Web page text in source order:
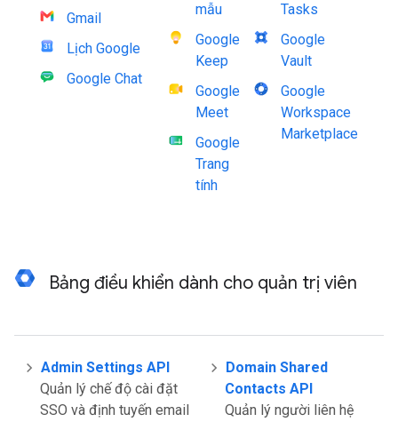
Gmail
Lịch Google
Google Chat
mẫu
Google
Keep
Google
Meet
Google
Trang
tính
Tasks
Google
Vault
Google
Workspace
Marketplace
Bảng điều khiển dành cho quản trị viên
Admin Settings API
Quản lý chế độ cài đặt
SSO và định tuyến email
Domain Shared
Contacts API
Quản lý người liên hệ